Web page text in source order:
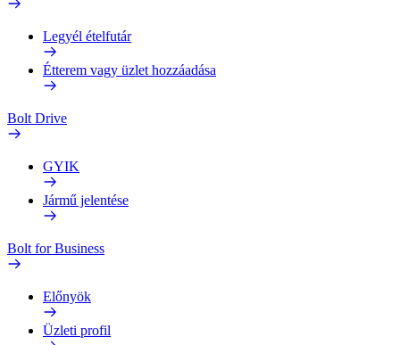
Legyél ételfutár
Étterem vagy üzlet hozzáadása
Bolt Drive
GYIK
Jármű jelentése
Bolt for Business
Előnyök
Üzleti profil